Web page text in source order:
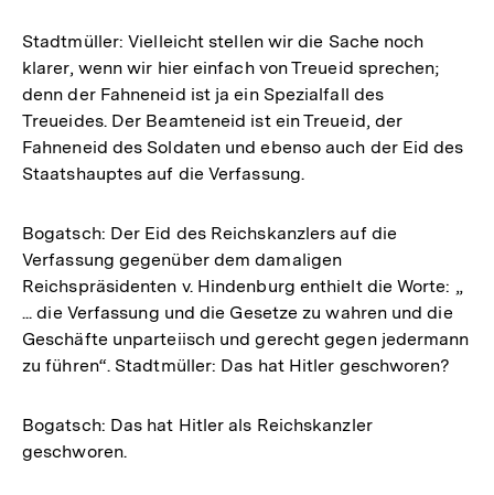
Stadtmüller: Vielleicht stellen wir die Sache noch
klarer, wenn wir hier einfach von Treueid sprechen;
denn der Fahneneid ist ja ein Spezialfall des
Treueides. Der Beamteneid ist ein Treueid, der
Fahneneid des Soldaten und ebenso auch der Eid des
Staatshauptes auf die Verfassung.
Bogatsch: Der Eid des Reichskanzlers auf die
Verfassung gegenüber dem damaligen
Reichspräsidenten v. Hindenburg enthielt die Worte: „
... die Verfassung und die Gesetze zu wahren und die
Geschäfte unparteiisch und gerecht gegen jedermann
zu führen“. Stadtmüller: Das hat Hitler geschworen?
Bogatsch: Das hat Hitler als Reichskanzler
geschworen.